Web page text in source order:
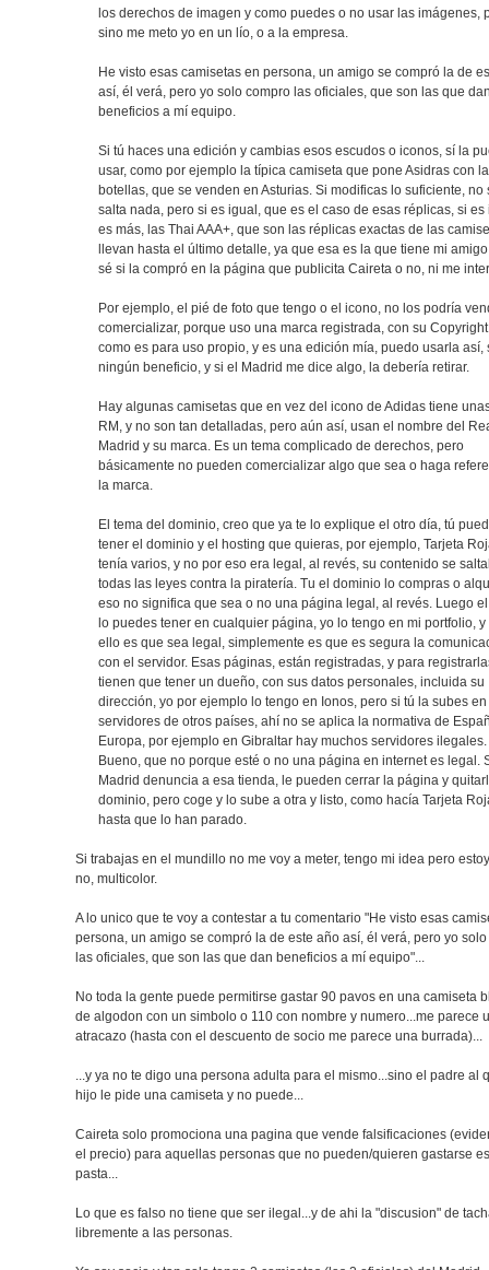
los derechos de imagen y como puedes o no usar las imágenes,
sino me meto yo en un lío, o a la empresa.
He visto esas camisetas en persona, un amigo se compró la de
así, él verá, pero yo solo compro las oficiales, que son las que
beneficios a mí equipo.
Si tú haces una edición y cambias esos escudos o iconos, sí la
usar, como por ejemplo la típica camiseta que pone Asidras con
botellas, que se venden en Asturias. Si modificas lo suficiente, no
salta nada, pero si es igual, que es el caso de esas réplicas, si es
es más, las Thai AAA+, que son las réplicas exactas de las
llevan hasta el último detalle, ya que esa es la que tiene mi
sé si la compró en la página que publicita Caireta o no, ni me
Por ejemplo, el pié de foto que tengo o el icono, no los podría
comercializar, porque uso una marca registrada, con su
como es para uso propio, y es una edición mía, puedo usarla así,
ningún beneficio, y si el Madrid me dice algo, la debería retirar.
Hay algunas camisetas que en vez del icono de Adidas tiene
RM, y no son tan detalladas, pero aún así, usan el nombre del
Madrid y su marca. Es un tema complicado de derechos, pero
básicamente no pueden comercializar algo que sea o haga
la marca.
El tema del dominio, creo que ya te lo explique el otro día, tú
tener el dominio y el hosting que quieras, por ejemplo, Tarjeta
tenía varios, y no por eso era legal, al revés, su contenido se
todas las leyes contra la piratería. Tu el dominio lo compras o
eso no significa que sea o no una página legal, al revés. Luego
lo puedes tener en cualquier página, yo lo tengo en mi portfolio, y
ello es que sea legal, simplemente es que es segura la
con el servidor. Esas páginas, están registradas, y para
tienen que tener un dueño, con sus datos personales, incluida su
dirección, yo por ejemplo lo tengo en Ionos, pero si tú la subes en
servidores de otros países, ahí no se aplica la normativa de
Europa, por ejemplo en Gibraltar hay muchos servidores ilegales.
Bueno, que no porque esté o no una página en internet es legal.
Madrid denuncia a esa tienda, le pueden cerrar la página y
dominio, pero coge y lo sube a otra y listo, como hacía Tarjeta
hasta que lo han parado.
Si trabajas en el mundillo no me voy a meter, tengo mi idea pero
no, multicolor.
A lo unico que te voy a contestar a tu comentario "He visto esas
persona, un amigo se compró la de este año así, él verá, pero yo
las oficiales, que son las que dan beneficios a mí equipo"...
No toda la gente puede permitirse gastar 90 pavos en una camiseta
de algodon con un simbolo o 110 con nombre y numero...me parece
atracazo (hasta con el descuento de socio me parece una burrada)...
...y ya no te digo una persona adulta para el mismo...sino el padre al
hijo le pide una camiseta y no puede...
Caireta solo promociona una pagina que vende falsificaciones
el precio) para aquellas personas que no pueden/quieren gastarse
pasta...
Lo que es falso no tiene que ser ilegal...y de ahi la "discusion" de
libremente a las personas.